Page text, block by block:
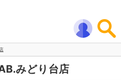
みどり台店